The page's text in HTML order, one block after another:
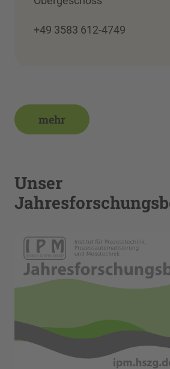
+49 3583 612-4749
mehr
Unser